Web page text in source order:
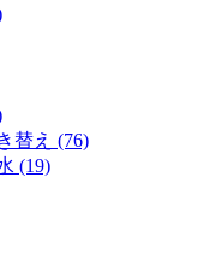
替え (76)
(19)